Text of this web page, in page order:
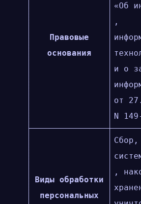
Правовые
основания
«Об
,
и о
от
N
Виды обработки
персональных
Сбор,
,